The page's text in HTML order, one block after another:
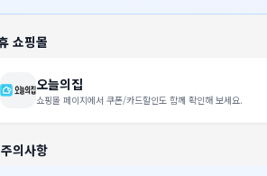
쇼핑몰
오늘의집
쇼핑몰 페이지에서 쿠폰/카드할인도 함께 확인해 보세요.
의사항